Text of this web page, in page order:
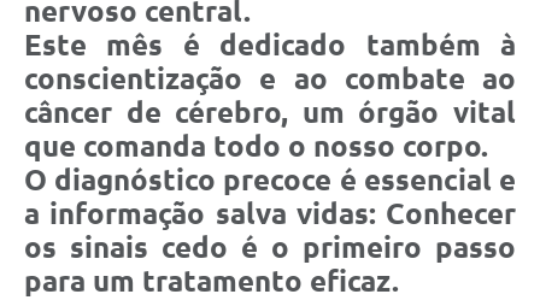
nervoso central.
Este mês é dedicado também à
conscientização e ao combate ao
câncer de cérebro, um órgão vital
que comanda todo o nosso corpo.
O diagnóstico precoce é essencial e
a informação salva vidas: Conhecer
os sinais cedo é o primeiro passo
para um tratamento eficaz.